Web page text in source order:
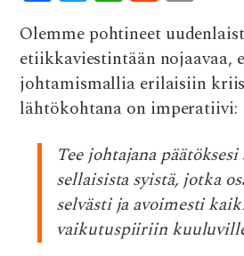
ac
e
b
o
o
k
w
it
te
r
h
at
s
A
p
p
e
d
di
t
m
ai
l
Olemme pohtineet
etiikkaviestintään nojaavaa,
johtamismallia erilaisiin
lähtökohtana on imperatiivi:
Tee johtajana
sellaisista syistä, jotka
selvästi ja avoimesti
vaikutuspiiriin